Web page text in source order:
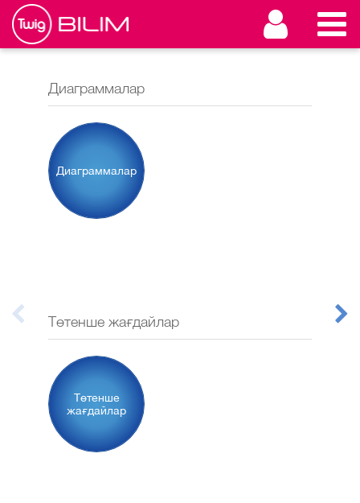
Диаграммалар
Диаграммалар
Төтенше жағдайлар
Төтенше
жағдайлар